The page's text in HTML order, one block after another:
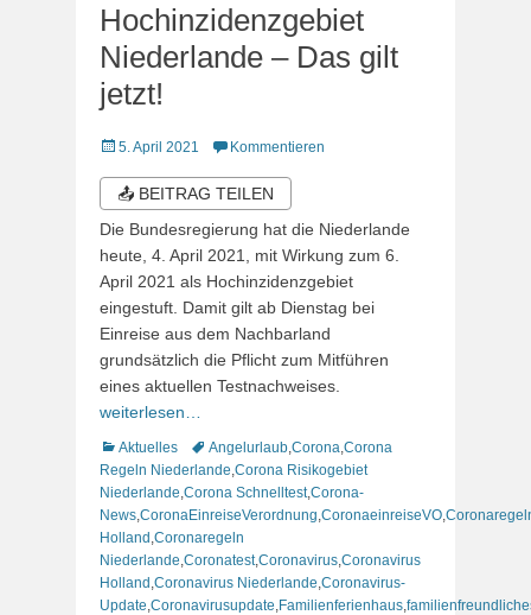
Hochinzidenzgebiet
Niederlande – Das gilt
jetzt!
Veröffentlicht
5. April 2021 Kommentieren
📤 BEITRAG TEILEN
Die Bundesregierung hat die Niederlande
heute, 4. April 2021, mit Wirkung zum 6.
April 2021 als Hochinzidenzgebiet
eingestuft. Damit gilt ab Dienstag bei
Einreise aus dem Nachbarland
grundsätzlich die Pflicht zum Mitführen
eines aktuellen Testnachweises.
weiterlesen…
Kategorien
Aktuelles Schlagworte
Angelurlaub Corona Corona
Regeln Niederlande Corona Risikogebiet
Niederlande Corona Schnelltest,Corona-
News CoronaEinreiseVerordnung CoronaeinreiseVO
Holland Coronaregeln
Niederlande Coronatest,Coronavirus Coronavirus
Holland Coronavirus Niederlande Coronavirus-
Update Coronavirusupdate Familienferienhaus